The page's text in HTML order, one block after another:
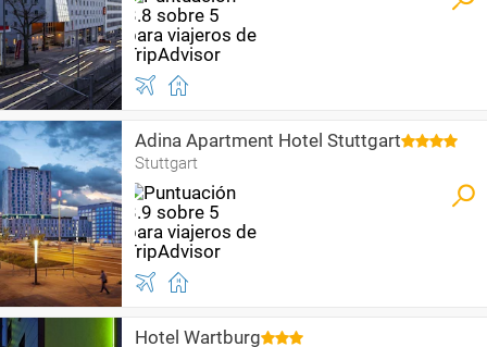
Adina Apartment Hotel Stuttgart
Stuttgart
Hotel Wartburg